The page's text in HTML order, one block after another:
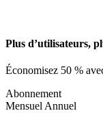
Plus d’utilisateurs,
Économisez 50 %
Abonnement
Mensuel Annuel